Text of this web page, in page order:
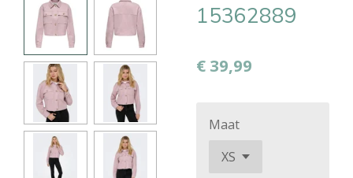
15362889
€ 39,99
Maat